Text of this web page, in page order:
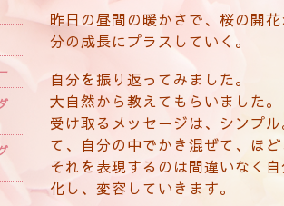
昨日の昼間の暖かさで、桜の開
分の成長にプラスしていく。
自分を振り返ってみました。
大自然から教えてもらいました。
受け取るメッセージは、シンプ
て、自分の中でかき混ぜて、ほ
それを表現するのは間違いなく
化し、変容していきます。